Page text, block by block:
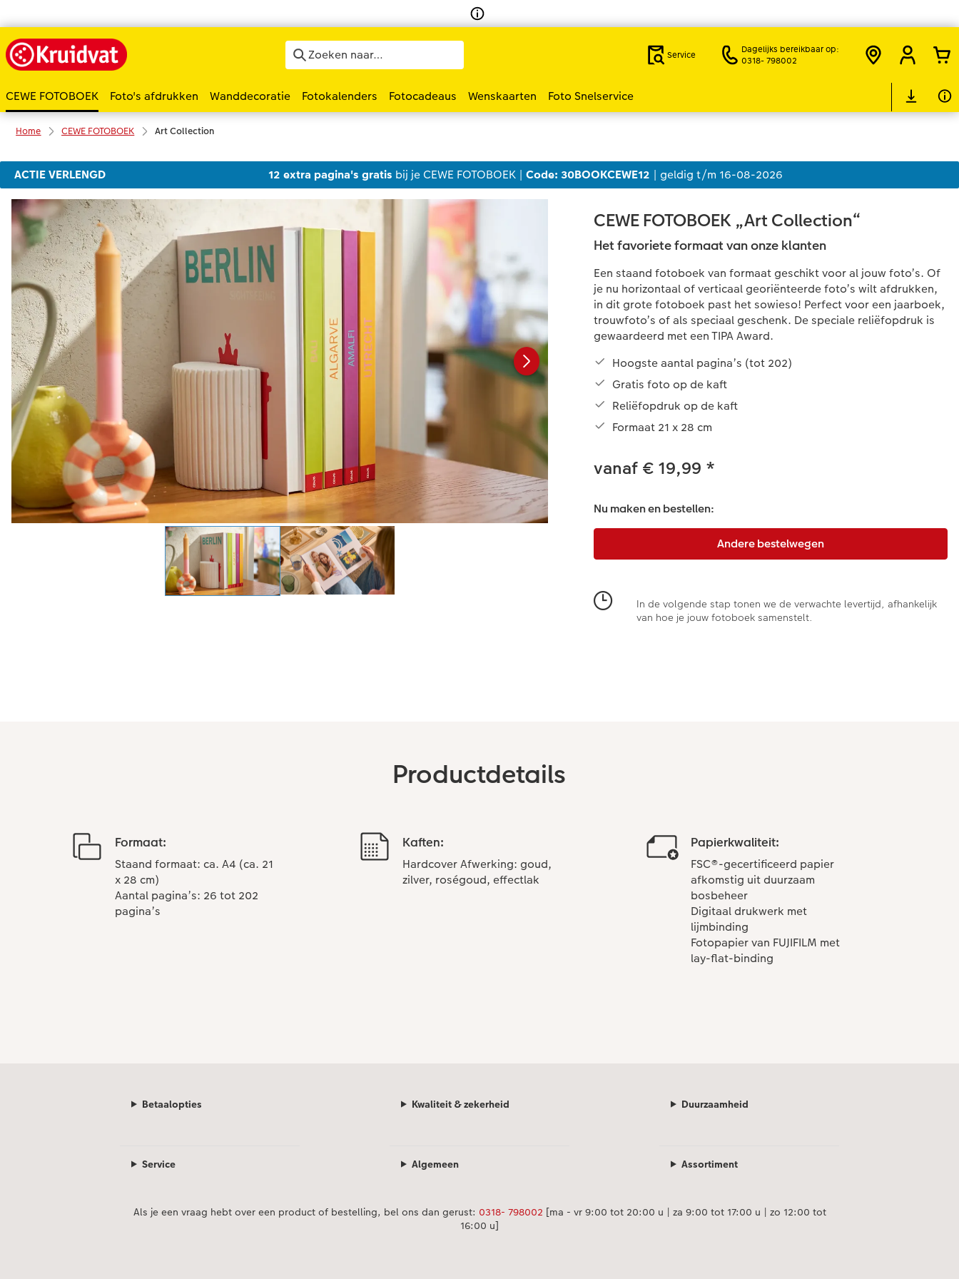
Service
Dagelijks bereikbaar op:
0318- 798002
CEWE FOTOBOEK Foto's afdrukken Wanddecoratie Fotokalenders Fotocadeaus Wenskaarten Foto Snelservice
Home CEWE FOTOBOEK Art Collection
ACTIE VERLENGD 12 extra pagina's gratis bij je CEWE FOTOBOEK | Code: 30BOOKCEWE12 | geldig t/m 16-08-2026
CEWE FOTOBOEK „Art Collection“
Het favoriete formaat van onze klanten
Een staand fotoboek van formaat geschikt voor al jouw foto’s. Of
je nu horizontaal of verticaal georiënteerde foto’s wilt afdrukken,
in dit grote fotoboek past het sowieso! Perfect voor een jaarboek,
trouwfoto’s of als speciaal geschenk. De speciale reliëfopdruk is
gewaardeerd met een TIPA Award.
Hoogste aantal pagina’s (tot 202)
Gratis foto op de kaft
Reliëfopdruk op de kaft
Formaat 21 x 28 cm
vanaf € 19,99 *
Nu maken en bestellen:
In de volgende stap tonen we de verwachte levertijd, afhankelijk
van hoe je jouw fotoboek samenstelt.
Productdetails
Formaat:
Staand formaat: ca. A4 (ca. 21
x 28 cm)
Aantal pagina’s: 26 tot 202
pagina’s
Kaften:
Hardcover Afwerking: goud,
zilver, roségoud, effectlak
Papierkwaliteit:
FSC®-gecertificeerd papier
afkomstig uit duurzaam
bosbeheer
Digitaal drukwerk met
lijmbinding
Fotopapier van FUJIFILM met
lay-flat-binding
Betaalopties Kwaliteit & zekerheid Duurzaamheid
Service Algemeen Assortiment
Als je een vraag hebt over een product of bestelling, bel ons dan gerust: 0318- 798002 [ma - vr 9:00 tot 20:00 u | za 9:00 tot 17:00 u | zo 12:00 tot
16:00 u]